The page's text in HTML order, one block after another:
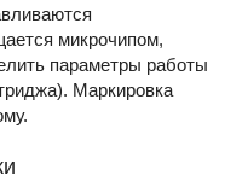
микрочипом,
параметры работы
Маркировка